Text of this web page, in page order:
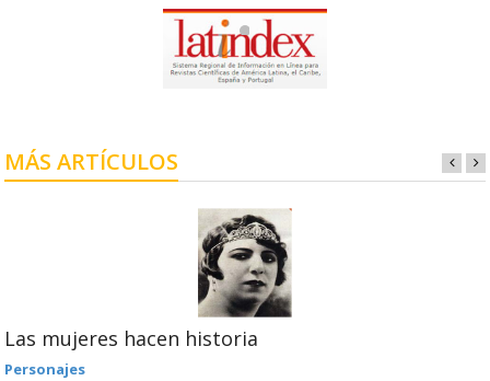
MÁS ARTÍCULOS
Las mujeres hacen historia
Personajes